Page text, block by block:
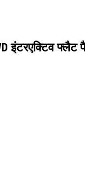
इंटरएक्टिव फ्लैट